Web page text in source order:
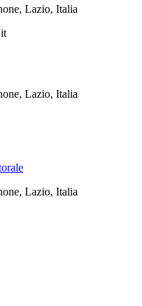
Lazio, Italia
Lazio, Italia
Lazio, Italia